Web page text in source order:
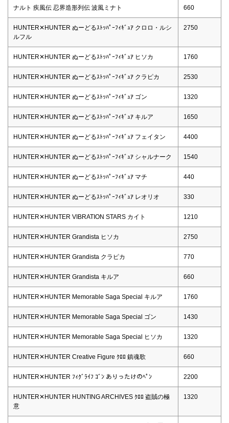
ナルト 疾風伝 忍界造形列伝 波風ミナト 660
HUNTER✕HUNTER ぬーどるｽﾄｯﾊﾟｰﾌｨｷﾞｭｱ クロロ・ルシ
ルフル
2750
HUNTER✕HUNTER ぬーどるｽﾄｯﾊﾟｰﾌｨｷﾞｭｱ ヒソカ 1760
HUNTER✕HUNTER ぬーどるｽﾄｯﾊﾟｰﾌｨｷﾞｭｱ クラピカ 2530
HUNTER✕HUNTER ぬーどるｽﾄｯﾊﾟｰﾌｨｷﾞｭｱ ゴン 1320
HUNTER✕HUNTER ぬーどるｽﾄｯﾊﾟｰﾌｨｷﾞｭｱ キルア 1650
HUNTER✕HUNTER ぬーどるｽﾄｯﾊﾟｰﾌｨｷﾞｭｱ フェイタン 4400
HUNTER✕HUNTER ぬーどるｽﾄｯﾊﾟｰﾌｨｷﾞｭｱ シャルナーク 1540
HUNTER✕HUNTER ぬーどるｽﾄｯﾊﾟｰﾌｨｷﾞｭｱ マチ 440
HUNTER✕HUNTER ぬーどるｽﾄｯﾊﾟｰﾌｨｷﾞｭｱ レオリオ 330
HUNTER✕HUNTER VIBRATION STARS カイト 1210
HUNTER✕HUNTER Grandista ヒソカ 2750
HUNTER✕HUNTER Grandista クラピカ 770
HUNTER✕HUNTER Grandista キルア 660
HUNTER✕HUNTER Memorable Saga Special キルア 1760
HUNTER✕HUNTER Memorable Saga Special ゴン 1430
HUNTER✕HUNTER Memorable Saga Special ヒソカ 1320
HUNTER✕HUNTER Creative Figure ｸﾛﾛ 鎮魂歌 660
HUNTER✕HUNTER ﾌｨｸﾞﾗｲﾌ ｺﾞﾝ ありったけのﾍﾟﾝ 2200
HUNTER✕HUNTER HUNTING ARCHIVES ｸﾛﾛ 盗賊の極
意
1320